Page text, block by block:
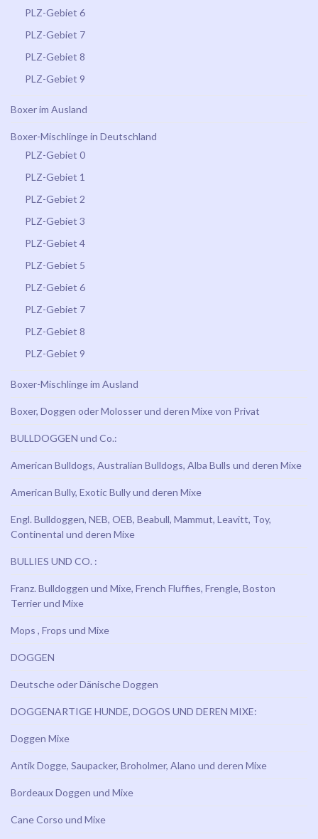
PLZ-Gebiet 6
PLZ-Gebiet 7
PLZ-Gebiet 8
PLZ-Gebiet 9
Boxer im Ausland
Boxer-Mischlinge in Deutschland
PLZ-Gebiet 0
PLZ-Gebiet 1
PLZ-Gebiet 2
PLZ-Gebiet 3
PLZ-Gebiet 4
PLZ-Gebiet 5
PLZ-Gebiet 6
PLZ-Gebiet 7
PLZ-Gebiet 8
PLZ-Gebiet 9
Boxer-Mischlinge im Ausland
Boxer, Doggen oder Molosser und deren Mixe von Privat
BULLDOGGEN und Co.:
American Bulldogs, Australian Bulldogs, Alba Bulls und deren Mixe
American Bully, Exotic Bully und deren Mixe
Engl. Bulldoggen, NEB, OEB, Beabull, Mammut, Leavitt, Toy,
Continental und deren Mixe
BULLIES UND CO. :
Franz. Bulldoggen und Mixe, French Fluffies, Frengle, Boston
Terrier und Mixe
Mops , Frops und Mixe
DOGGEN
Deutsche oder Dänische Doggen
DOGGENARTIGE HUNDE, DOGOS UND DEREN MIXE:
Doggen Mixe
Antik Dogge, Saupacker, Broholmer, Alano und deren Mixe
Bordeaux Doggen und Mixe
Cane Corso und Mixe